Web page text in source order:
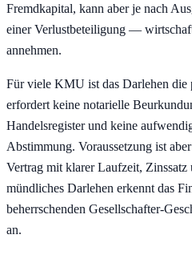
Fremdkapital, kann aber je nach
einer Verlustbeteiligung —
annehmen.
Für viele KMU ist das Darlehen die
erfordert keine notarielle
Handelsregister und keine
Abstimmung. Voraussetzung ist
Vertrag mit klarer Laufzeit,
mündliches Darlehen erkennt das
beherrschenden Gesellschafter-
an.